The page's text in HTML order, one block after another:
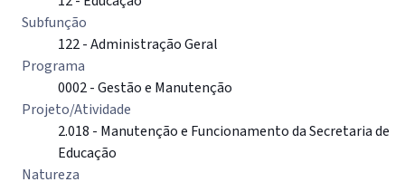
Subfunção
122 - Administração Geral
Programa
0002 - Gestão e Manutenção
Projeto/Atividade
2.018 - Manutenção e Funcionamento da Secretaria de
Educação
Natureza